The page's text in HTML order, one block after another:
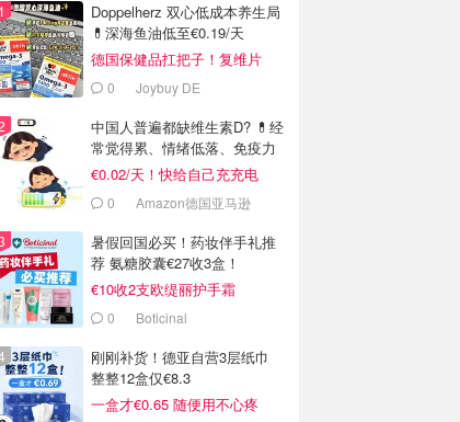
Doppelherz 双心低成本养生局
💊深海鱼油低至€0.19/天
德国保健品扛把子！复维片
€4.4收
0 Joybuy DE
中国人普遍都缺维生素D? 💊经
常觉得累、情绪低落、免疫力
低
€0.02/天！快给自己充充电
0 Amazon德国亚马逊
暑假回国必买！药妆伴手礼推
荐 氨糖胶囊€27收3盒！
€10收2支欧缇丽护手霜
0 Boticinal
刚刚补货！德亚自营3层纸巾
整整12盒仅€8.3
一盒才€0.65 随便用不心疼